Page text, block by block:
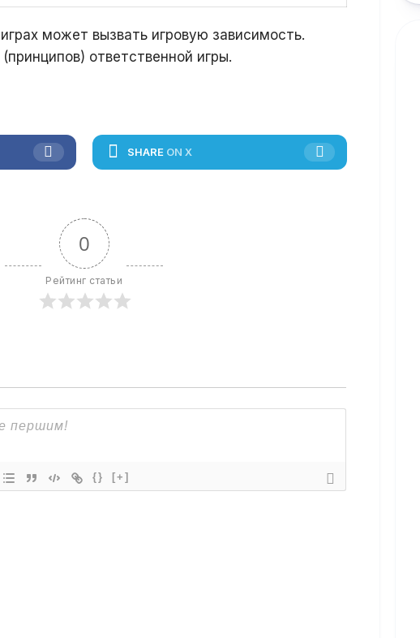
может вызвать игровую зависимость.
ответственной игры.
SHARE ON X
0
Рейтинг статьи
{} [+]